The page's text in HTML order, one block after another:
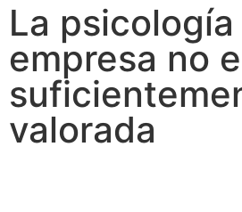
La psicología
empresa no
valorada